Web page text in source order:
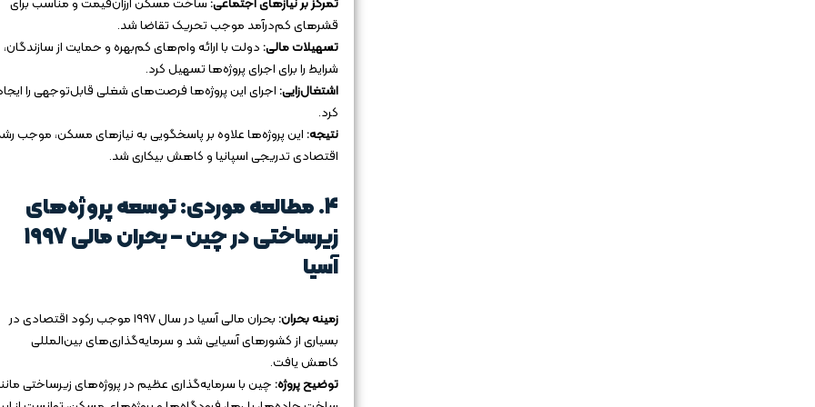
تمرکز بر نیازهای اجتماعی:ساخت مسکن ارزان‌قیمت و مناسب برای
قشرهای کم‌درآمد موجب تحریک تقاضا شد.
تسهیلات مالی:دولت با ارائه وام‌های کم‌بهره و حمایت از سازندگان،
شرایط را برای اجرای پروژه‌ها تسهیل کرد.
اشتغال‌زایی:اجرای این پروژه‌ها فرصت‌های شغلی قابل‌توجهی را
کرد.
نتیجه:این پروژه‌ها علاوه بر پاسخگویی به نیازهای مسکن، موجب
اقتصادی تدریجی اسپانیا و کاهش بیکاری شد.
۴. مطالعه موردی: توسعه پروژه‌های
زیرساختی در چین – بحران مالی ۱۹۹۷
آسیا
زمینه بحران:
بحران مالی آسیا در سال ۱۹۹۷ موجب رکود اقتصادی در
بسیاری از کشورهای آسیایی شد و سرمایه‌گذاری‌های بین‌المللی
کاهش یافت.
توضیح پروژه:چین با سرمایه‌گذاری عظیم در پروژه‌های زیرساختی